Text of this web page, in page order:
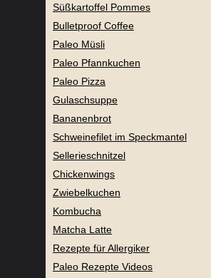
Süßkartoffel Pommes
Bulletproof Coffee
Paleo Müsli
Paleo Pfannkuchen
Paleo Pizza
Gulaschsuppe
Bananenbrot
Schweinefilet im Speckmantel
Sellerieschnitzel
Chickenwings
Zwiebelkuchen
Kombucha
Matcha Latte
Rezepte für Allergiker
Paleo Rezepte Videos